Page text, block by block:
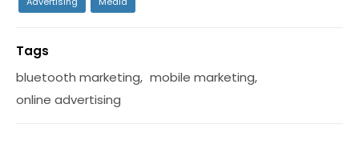
Tags
bluetooth marketing, mobile marketing,
online advertising